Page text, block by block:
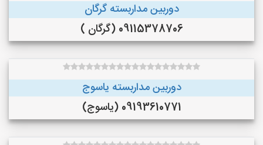
دوربین مداربسته گرگان
09115378706 (گرگان )
دوربین مداربسته یاسوج
09193610771 (یاسوج)